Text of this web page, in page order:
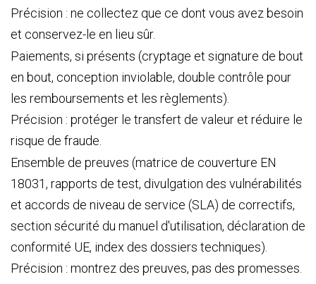
Précision : ne collectez que ce dont vous avez besoin
et conservez-le en lieu sûr.
Paiements, si présents (cryptage et signature de bout
en bout, conception inviolable, double contrôle pour
les remboursements et les règlements).
Précision : protéger le transfert de valeur et réduire le
risque de fraude.
Ensemble de preuves (matrice de couverture EN
18031, rapports de test, divulgation des vulnérabilités
et accords de niveau de service (SLA) de correctifs,
section sécurité du manuel d'utilisation, déclaration de
conformité UE, index des dossiers techniques).
Précision : montrez des preuves, pas des promesses.